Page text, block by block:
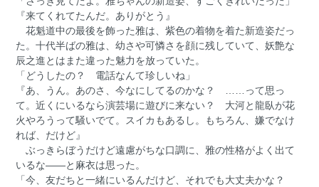
『来てくれてたんだ。ありがとう』
花魁道中の最後を飾った雅は、紫色の着物を着た新造姿だっ
た。十代半ばの雅は、幼さや可憐さを顔に残していて、妖艶な
辰之進とはまた違った魅力を放っていた。
「どうしたの？ 電話なんて珍しいね」
『あ、うん。あのさ、今なにしてるのかな？ ……って思っ
て。近くにいるなら演芸場に遊びに来ない？ 大河と龍臥が花
火やろうって騒いでて。スイカもあるし。もちろん、嫌でなけ
れば、だけど』
ぶっきらぼうだけど遠慮がちな口調に、雅の性格がよく出て
いるな――と麻衣は思った。
「今、友だちと一緒にいるんだけど、それでも大丈夫かな？